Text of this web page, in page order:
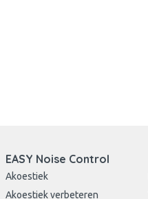
EASY Noise Control
Akoestiek
Akoestiek verbeteren